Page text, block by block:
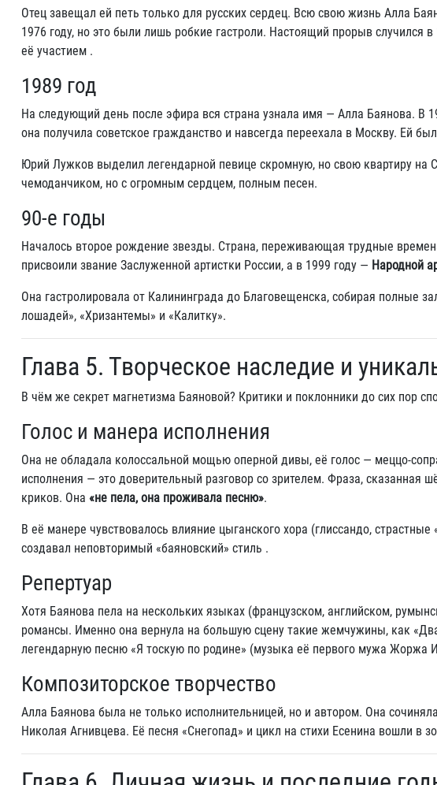
Отец завещал ей петь только для русских сердец. Всю свою жизнь Алла
1976 году, но это были лишь робкие гастроли. Настоящий прорыв случился
её участием .
1989 год
На следующий день после эфира вся страна узнала имя — Алла Баянова. В
она получила советское гражданство и навсегда переехала в Москву. Ей
Юрий Лужков выделил легендарной певице скромную, но свою квартиру на
чемоданчиком, но с огромным сердцем, полным песен.
90-е годы
Началось второе рождение звезды. Страна, переживающая трудные
присвоили звание Заслуженной артистки России, а в 1999 году — Народной
Она гастролировала от Калининграда до Благовещенска, собирая полные
лошадей», «Хризантемы» и «Калитку».
Глава 5. Творческое наследие и
В чём же секрет магнетизма Баяновой? Критики и поклонники до сих пор
Голос и манера исполнения
Она не обладала колоссальной мощью оперной дивы, её голос — меццо-
исполнения — это доверительный разговор со зрителем. Фраза, сказанная
криков. Она «не пела, она проживала песню».
В её манере чувствовалось влияние цыганского хора (глиссандо,
создавал неповторимый «баяновский» стиль .
Репертуар
Хотя Баянова пела на нескольких языках (французском, английском,
романсы. Именно она вернула на большую сцену такие жемчужины, как
легендарную песню «Я тоскую по родине» (музыка её первого мужа Жоржа
Композиторское творчество
Алла Баянова была не только исполнительницей, но и автором. Она
Николая Агнивцева. Её песня «Снегопад» и цикл на стихи Есенина вошли в